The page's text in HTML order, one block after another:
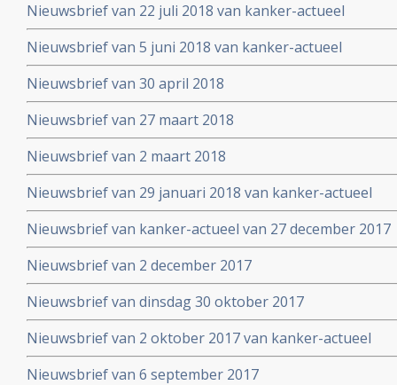
Nieuwsbrief van 22 juli 2018 van kanker-actueel
Nieuwsbrief van 5 juni 2018 van kanker-actueel
Nieuwsbrief van 30 april 2018
Nieuwsbrief van 27 maart 2018
Nieuwsbrief van 2 maart 2018
Nieuwsbrief van 29 januari 2018 van kanker-actueel
Nieuwsbrief van kanker-actueel van 27 december 2017
Nieuwsbrief van 2 december 2017
Nieuwsbrief van dinsdag 30 oktober 2017
Nieuwsbrief van 2 oktober 2017 van kanker-actueel
Nieuwsbrief van 6 september 2017